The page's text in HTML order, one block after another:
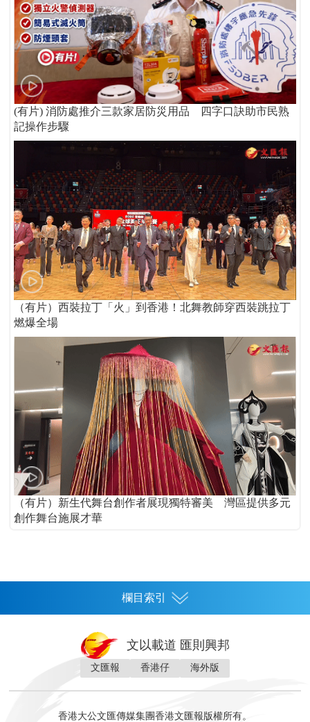
(有片) 消防處推介三款家居防災用品 四字口訣助市民熟
記操作步驟
（有片）西裝拉丁「火」到香港！北舞教師穿西裝跳拉丁
燃爆全場
（有片）新生代舞台創作者展現獨特審美 灣區提供多元
創作舞台施展才華
欄目索引
灣區人
財經 地產 投資 財評 數字經濟
文以載道 匯則興邦
文匯報 香港仔 海外版
香港大公文匯傳媒集團香港文匯報版權所有。